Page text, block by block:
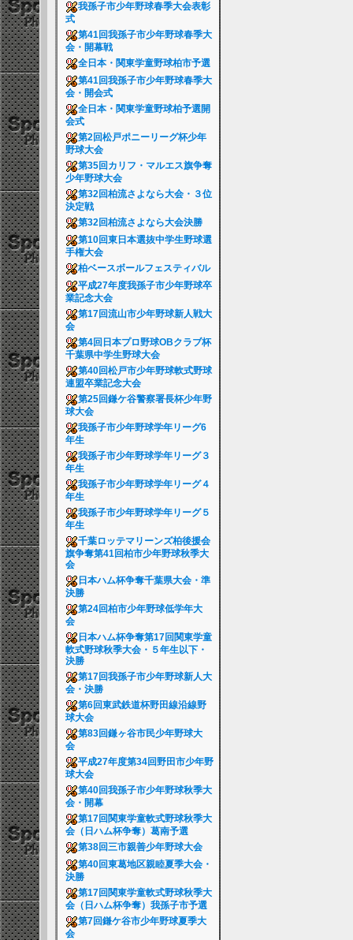
我孫子市少年野球春季大会表彰
式
第41回我孫子市少年野球春季大
会・開幕戦
全日本・関東学童野球柏市予選
第41回我孫子市少年野球春季大
会・開会式
全日本・関東学童野球柏予選開
会式
第2回松戸ポニーリーグ杯少年
野球大会
第35回カリフ・マルエス旗争奪
少年野球大会
第32回柏流さよなら大会・３位
決定戦
第32回柏流さよなら大会決勝
第10回東日本選抜中学生野球選
手権大会
柏ベースボールフェスティバル
平成27年度我孫子市少年野球卒
業記念大会
第17回流山市少年野球新人戦大
会
第4回日本プロ野球OBクラブ杯
千葉県中学生野球大会
第40回松戸市少年野球軟式野球
連盟卒業記念大会
第25回鎌ケ谷警察署長杯少年野
球大会
我孫子市少年野球学年リーグ6
年生
我孫子市少年野球学年リーグ３
年生
我孫子市少年野球学年リーグ４
年生
我孫子市少年野球学年リーグ５
年生
千葉ロッテマリーンズ柏後援会
旗争奪第41回柏市少年野球秋季大
会
日本ハム杯争奪千葉県大会・準
決勝
第24回柏市少年野球低学年大
会
日本ハム杯争奪第17回関東学童
軟式野球秋季大会・５年生以下・
決勝
第17回我孫子市少年野球新人大
会・決勝
第6回東武鉄道杯野田線沿線野
球大会
第83回鎌ヶ谷市民少年野球大
会
平成27年度第34回野田市少年野
球大会
第40回我孫子市少年野球秋季大
会・開幕
第17回関東学童軟式野球秋季大
会（日ハム杯争奪）葛南予選
第38回三市親善少年野球大会
第40回東葛地区親睦夏季大会・
決勝
第17回関東学童軟式野球秋季大
会（日ハム杯争奪）我孫子市予選
第7回鎌ケ谷市少年野球夏季大
会